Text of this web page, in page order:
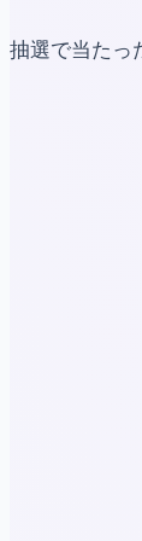
抽選で当たっ